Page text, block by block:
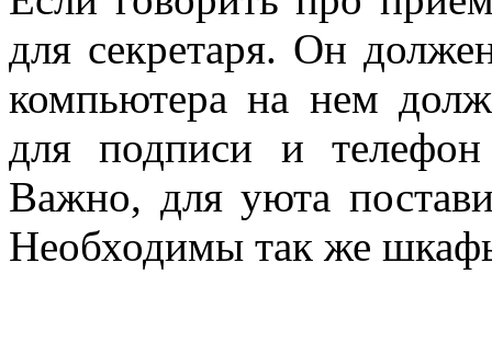
для секретаря. Он
компьютера на нем
для подписи и
Важно, для уюта
Необходимы так же